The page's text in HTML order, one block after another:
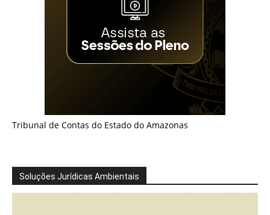
Tribunal de Contas do Estado do Amazonas
Soluções Jurídicas Ambientais